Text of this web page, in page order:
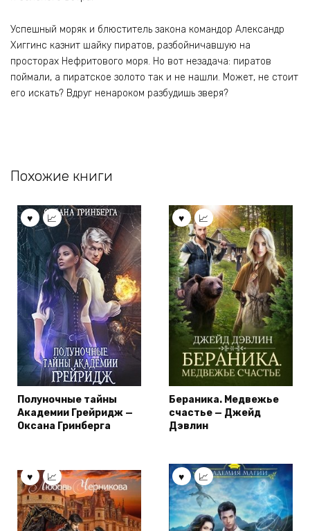
Успешный моряк и блюститель закона командор Александр
Хиггинс казнит шайку пиратов, разбойничавшую на
просторах Нефритового моря. Но вот незадача: пиратов
поймали, а пиратское золото так и не нашли. Может, не стоит
его искать? Вдруг ненароком разбудишь зверя?
Похожие книги
Полуночные тайны
Академии Грейридж —
Оксана Гринберга
Бераника. Медвежье
счастье — Джейд
Дэвлин